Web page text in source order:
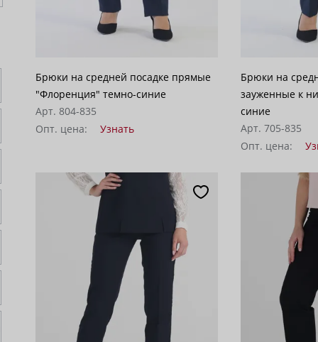
Брюки на средней посадке прямые
"Флоренция" темно-синие
Арт. 804-835
Опт. цена:
Узнать
Брюки на
зауженные к
синие
Арт. 705-835
Опт. цена: